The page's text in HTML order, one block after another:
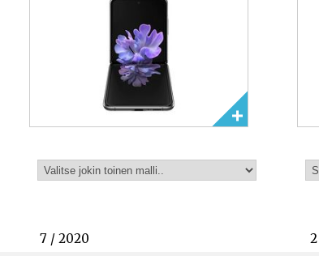
7 / 2020